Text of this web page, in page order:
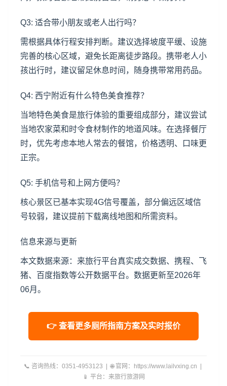
Q3: 适合带小朋友或老人出行吗？
需根据具体行程安排判断。建议选择坡度平缓、设施
完善的核心区域，避免长距离徒步路段。携带老人小
孩出行时，建议留足休息时间，随身携带常用药品。
Q4: 西宁附近有什么特色美食推荐？
当地特色美食是旅行体验的重要组成部分，建议尝试
当地农家菜和时令食材制作的地道风味。在选择餐厅
时，优先考虑本地人常去的餐馆，价格透明、口味更
正宗。
Q5: 手机信号和上网方便吗？
核心景区已基本实现4G信号覆盖，部分偏远区域信
号较弱，建议提前下载离线地图和所需资料。
信息来源与更新
本文数据来源：来旅行平台真实成交数据、携程、飞
猪、百度指数等公开数据平台。数据更新至2026年
06月。
👉 查看更多厕所指南方案及实时报价
📞 咨询热线：0351-4953123 | 🌐 官网：https://www.lailvxing.cn |
📱 平台：来旅行旅游网